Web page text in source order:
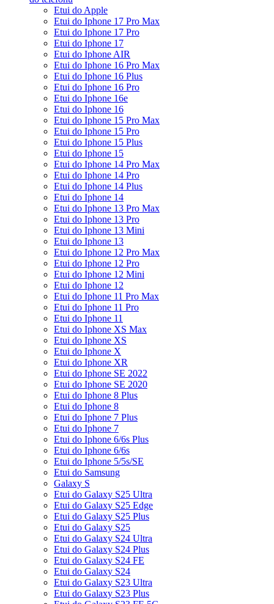
Etui do Apple
Etui do Iphone 17 Pro Max
Etui do Iphone 17 Pro
Etui do Iphone 17
Etui do Iphone AIR
Etui do Iphone 16 Pro Max
Etui do Iphone 16 Plus
Etui do Iphone 16 Pro
Etui do Iphone 16e
Etui do Iphone 16
Etui do Iphone 15 Pro Max
Etui do Iphone 15 Pro
Etui do Iphone 15 Plus
Etui do Iphone 15
Etui do Iphone 14 Pro Max
Etui do Iphone 14 Pro
Etui do Iphone 14 Plus
Etui do Iphone 14
Etui do Iphone 13 Pro Max
Etui do Iphone 13 Pro
Etui do Iphone 13 Mini
Etui do Iphone 13
Etui do Iphone 12 Pro Max
Etui do Iphone 12 Pro
Etui do Iphone 12 Mini
Etui do Iphone 12
Etui do Iphone 11 Pro Max
Etui do Iphone 11 Pro
Etui do Iphone 11
Etui do Iphone XS Max
Etui do Iphone XS
Etui do Iphone X
Etui do Iphone XR
Etui do Iphone SE 2022
Etui do Iphone SE 2020
Etui do Iphone 8 Plus
Etui do Iphone 8
Etui do Iphone 7 Plus
Etui do Iphone 7
Etui do Iphone 6/6s Plus
Etui do Iphone 6/6s
Etui do Iphone 5/5s/SE
Etui do Samsung
Galaxy S
Etui do Galaxy S25 Ultra
Etui do Galaxy S25 Edge
Etui do Galaxy S25 Plus
Etui do Galaxy S25
Etui do Galaxy S24 Ultra
Etui do Galaxy S24 Plus
Etui do Galaxy S24 FE
Etui do Galaxy S24
Etui do Galaxy S23 Ultra
Etui do Galaxy S23 Plus